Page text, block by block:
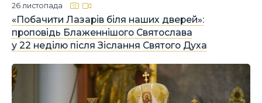
«Побачити Лазарів біля наших дверей»:
проповідь Блаженнішого Святослава
у 22 неділю після Зіслання Святого Духа
26 листопада